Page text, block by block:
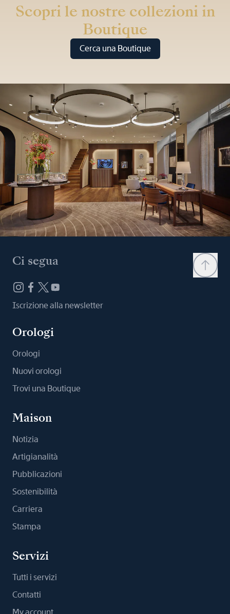
Scopri le nostre collezioni in
Boutique
Cerca una Boutique
Ci segua
Iscrizione alla newsletter
Orologi
Orologi
Nuovi orologi
Trovi una Boutique
Maison
Notizia
Artigianalità
Pubblicazioni
Sostenibilità
Carriera
Stampa
Servizi
Tutti i servizi
Contatti